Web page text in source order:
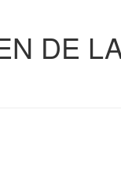
DE